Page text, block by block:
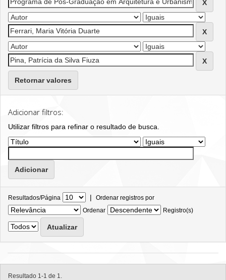
Retornar valores
Adicionar filtros:
Utilizar filtros para refinar o resultado de busca.
Resultados/Página | Ordenar registros por
Ordenar
Registro(s)
Resultado 1-1 de 1.